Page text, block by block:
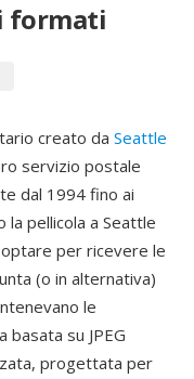
formati
creato da Seattle
servizio postale
dal 1994 fino ai
la pellicola a Seattle
per ricevere le
(o in alternativa)
le
su JPEG
progettata per